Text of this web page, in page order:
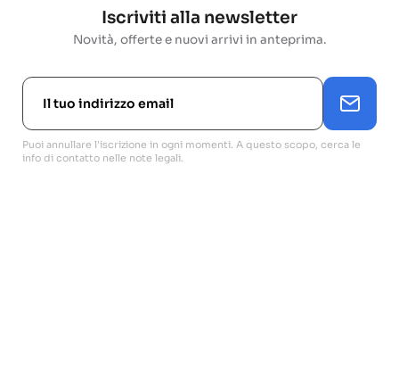
Iscriviti alla newsletter
Novità, offerte e nuovi arrivi in anteprima.
Puoi annullare l'iscrizione in ogni momenti. A questo scopo, cerca le
info di contatto nelle note legali.